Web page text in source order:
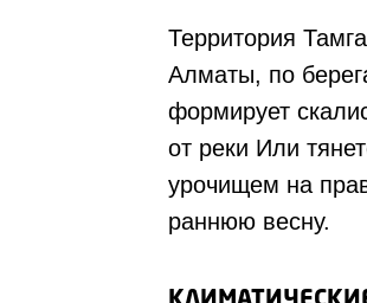
Территория
Алматы, по
формирует
от реки Или
урочищем на
раннюю весну.